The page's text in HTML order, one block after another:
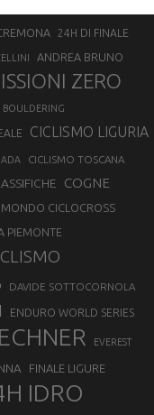
24H DI FINALE
ANDREA BRUNO
ZERO
BOULDERING
CICLISMO LIGURIA
CICLISMO TOSCANA
COGNE
MONDO CICLOCROSS
PIEMONTE
DAVIDE SOTTOCORNOLA
ENDURO WORLD SERIES
EVEREST
FINALE LIGURE
IDRO